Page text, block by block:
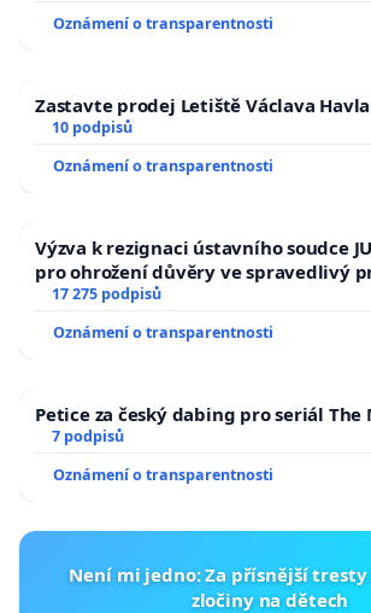
Oznámení o transparentnosti
Zastavte prodej Letiště Václava Havla
10 podpisů
Oznámení o transparentnosti
Výzva k rezignaci ústavního soudce
pro ohrožení důvěry ve spravedlivý
17 275 podpisů
Oznámení o transparentnosti
Petice za český dabing pro seriál
7 podpisů
Oznámení o transparentnosti
Není mi jedno: Za přísnější tresty
zločiny na dětech